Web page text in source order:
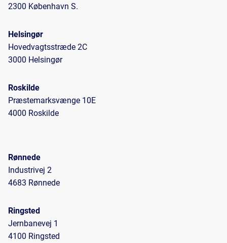
2300 København S.
Helsingør
Hovedvagtsstræde 2C
3000 Helsingør
Roskilde
Præstemarksvænge 10E
4000 Roskilde
Rønnede
Industrivej 2
4683 Rønnede
Ringsted
Jernbanevej 1
4100 Ringsted